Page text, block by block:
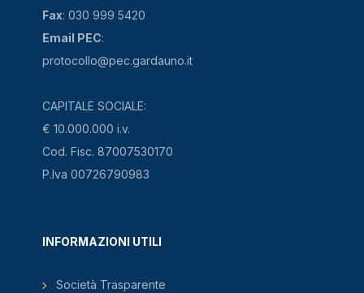
Fax: 030 999 5420
Email PEC:
protocollo@pec.gardauno.it
CAPITALE SOCIALE:
€ 10.000.000 i.v.
Cod. Fisc. 87007530170
P.Iva 00726790983
INFORMAZIONI UTILI
Società Trasparente